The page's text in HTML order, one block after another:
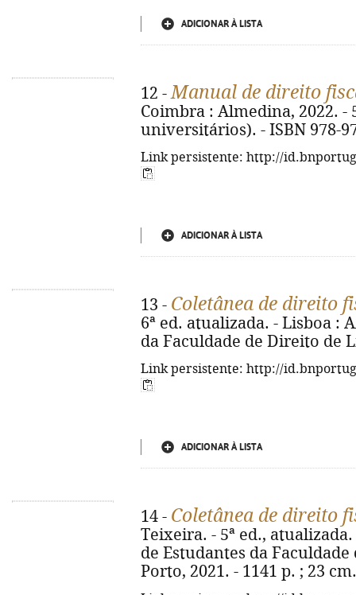
ADICIONAR À LISTA
12 -Manual de direito
Coimbra : Almedina, 2022. -
universitários). - ISBN 978-
Link persistente: http://
ADICIONAR À LISTA
13 - Coletânea de direito
6ª ed. atualizada. - Lisboa :
da Faculdade de Direito de
Link persistente: http://
ADICIONAR À LISTA
14 - Coletânea de direito
Teixeira. - 5ª ed.,
de Estudantes da
Porto, 2021. - 1141 p. ; 23